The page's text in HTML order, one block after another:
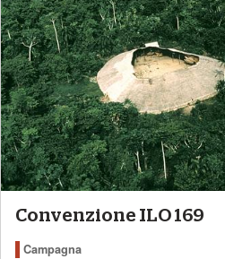
Convenzione ILO 169
Campagna